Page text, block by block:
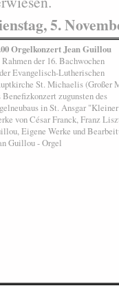
5.
Orgelkonzert Jean Guillou
der 16. Bachwochen
Evangelisch-Lutherischen
St. Michaelis (Großer
Benefizkonzert zugunsten des
in St. Ansgar
von César Franck, Franz
Eigene Werke und
Guillou - Orgel